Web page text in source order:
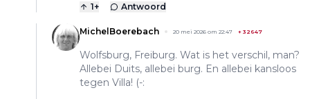
1+ Antwoord
MichelBoerebach 20 mei 2026 om 22:47 + 32647
Wolfsburg, Freiburg. Wat is het verschil, man?
Allebei Duits, allebei burg. En allebei kansloos
tegen Villa! (-: